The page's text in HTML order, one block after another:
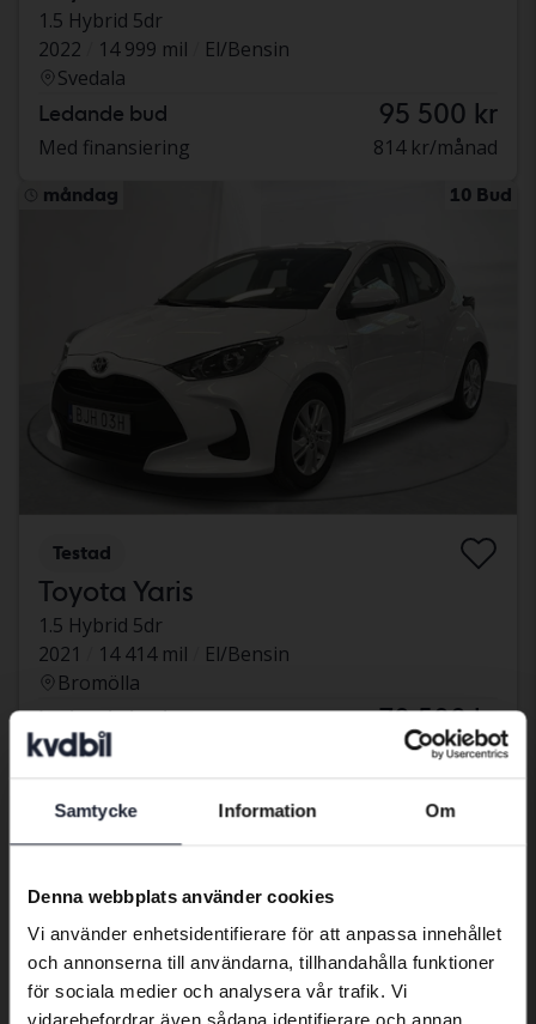
Samtycke Information Om
Denna webbplats använder cookies
Vi använder enhetsidentifierare för att anpassa innehållet
och annonserna till användarna, tillhandahålla funktioner
för sociala medier och analysera vår trafik. Vi
vidarebefordrar även sådana identifierare och annan
1.5 Hybrid 5dr
2022
14 999 mil
El/Bensin
Svedala
Ledande bud 95 500 kr
Med finansiering 814 kr/månad
måndag 10 Bud
Testad
Toyota Yaris
1.5 Hybrid 5dr
2021
14 414 mil
El/Bensin
Bromölla
Ledande bud 70 500 kr
Med finansiering 601 kr/månad
måndag
Preferred language
We have detected that your browser
Swedish. To better service our friends
abroad we have an English language
site (kvdcars.com) that contains all the